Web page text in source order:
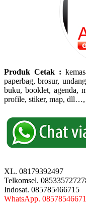
Produk Cetak :
paperbag, brosur,
buku, booklet, agenda,
profile, stiker, map, dll…,
XL. 08179392497
Telkomsel.
Indosat. 085785466715
WhatsApp.